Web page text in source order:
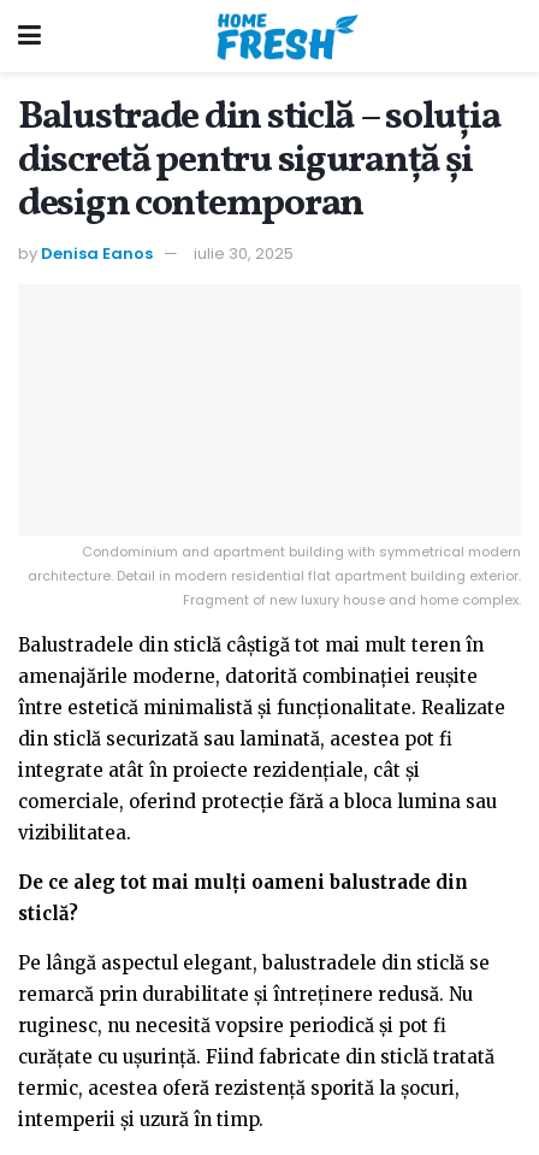
Balustrade din sticlă – soluția
discretă pentru siguranță și
design contemporan
by Denisa Eanos iulie 30, 2025
Condominium and apartment building with symmetrical modern
architecture. Detail in modern residential flat apartment building exterior.
Fragment of new luxury house and home complex.
Balustradele din sticlă câștigă tot mai mult teren în
amenajările moderne, datorită combinației reușite
între estetică minimalistă și funcționalitate. Realizate
din sticlă securizată sau laminată, acestea pot fi
integrate atât în proiecte rezidențiale, cât și
comerciale, oferind protecție fără a bloca lumina sau
vizibilitatea.
De ce aleg tot mai mulți oameni balustrade din
sticlă?
Pe lângă aspectul elegant, balustradele din sticlă se
remarcă prin durabilitate și întreținere redusă. Nu
ruginesc, nu necesită vopsire periodică și pot fi
curățate cu ușurință. Fiind fabricate din sticlă tratată
termic, acestea oferă rezistență sporită la șocuri,
intemperii și uzură în timp.